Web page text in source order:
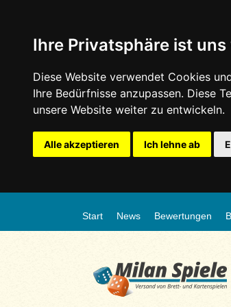
Ihre Privatsphäre ist
Diese Website verwendet Cookies
Ihre Bedürfnisse anzupassen. Diese
unsere Website weiter zu entwickeln.
Alle akzeptieren Ich lehne ab
Start News Bewertungen